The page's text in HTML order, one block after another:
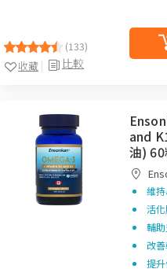
(133)
比較
收藏
and
油)
維
活
輔
改
提